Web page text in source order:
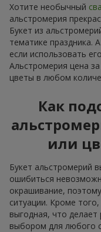
Хотите необычный
альстромерия
Букет из
тематике праздника.
если использовать
Альстромерия цена
цветы в любом
Как
или
Букет альстромерий
ошибиться
окрашивание,
ситуации. Кроме
выгодная, что
выбором для любого